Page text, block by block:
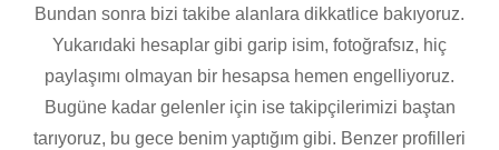
Bundan sonra bizi takibe alanlara dikkatlice bakıyoruz.
Yukarıdaki hesaplar gibi garip isim, fotoğrafsız, hiç
paylaşımı olmayan bir hesapsa hemen engelliyoruz.
Bugüne kadar gelenler için ise takipçilerimizi baştan
tarıyoruz, bu gece benim yaptığım gibi. Benzer profilleri